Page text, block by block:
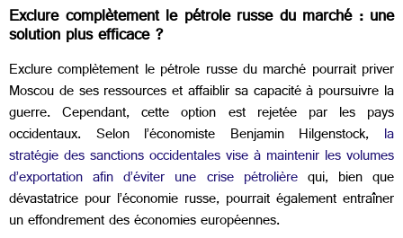
Exclure complètement le pétrole russe du marché : une
solution plus efficace ?
Exclure complètement le pétrole russe du marché pourrait priver
Moscou de ses ressources et affaiblir sa capacité à poursuivre la
guerre. Cependant, cette option est rejetée par les pays
occidentaux. Selon l’économiste Benjamin Hilgenstock, la
stratégie des sanctions occidentales vise à maintenir les volumes
d’exportation afin d’éviter une crise pétrolièrequi, bien que
dévastatrice pour l’économie russe, pourrait également entraîner
un effondrement des économies européennes.